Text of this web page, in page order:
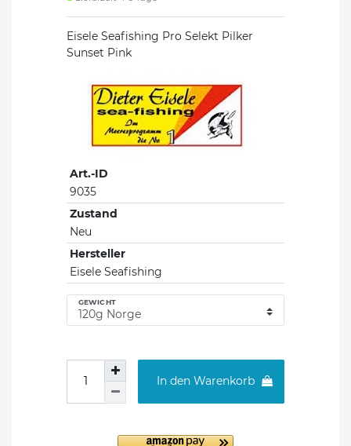
Eisele Seafishing Pro Selekt Pilker
Sunset Pink
Art.-ID
9035
Zustand
Neu
Hersteller
Eisele Seafishing
GEWICHT
In den Warenkorb